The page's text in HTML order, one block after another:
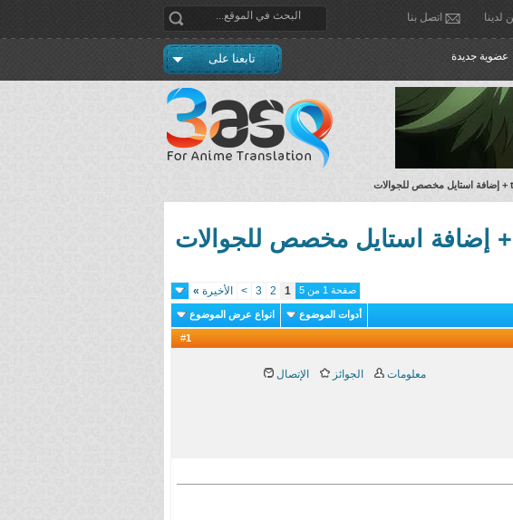
اتصل بنا
عضوية جديدة تابعنا على
صفحة 1 من 5 1
2
3
> الأخيرة »
أدوات الموضوع انواع عرض الموضوع
1
معلومات الجوائز الإتصال